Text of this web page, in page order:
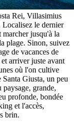
Rei, Villasimius
Localisez le dernier
jusqu'à la
plage. Sinon, suivez
de vacances de
arriver juste avant
où l'on cultive
Giusta, un peu
paysage, grande,
profonde, bondée
et l'accès,
brin.